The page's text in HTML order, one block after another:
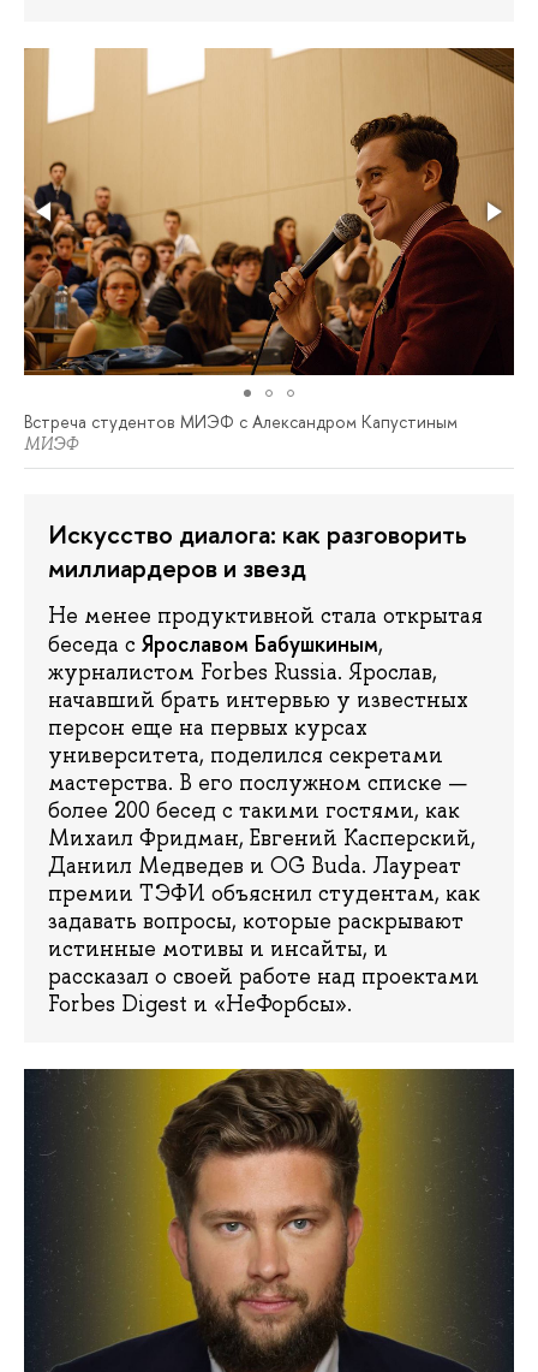
Встреча студентов МИЭФ с Александром Капустиным
МИЭФ
Искусство диалога: как разговорить
миллиардеров и звезд
Не менее продуктивной стала открытая
беседа с Ярославом Бабушкиным,
журналистом Forbes Russia. Ярослав,
начавший брать интервью у известных
персон еще на первых курсах
университета, поделился секретами
мастерства. В его послужном списке —
более 200 бесед с такими гостями, как
Михаил Фридман, Евгений Касперский,
Даниил Медведев и OG Buda. Лауреат
премии ТЭФИ объяснил студентам, как
задавать вопросы, которые раскрывают
истинные мотивы и инсайты, и
рассказал о своей работе над проектами
Forbes Digest и «НеФорбсы».